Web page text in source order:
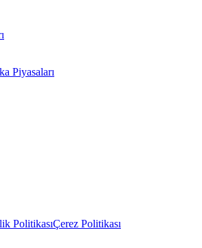
Piyasaları
PolitikasıÇerez Politikası